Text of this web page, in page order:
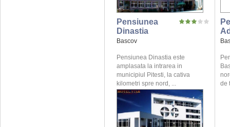
Pensiunea
Dinastia
Bascov
Pensiunea Dinastia este
amplasata la intrarea in
municipiul Pitesti, la cativa
kilometri spre nord, ...
de